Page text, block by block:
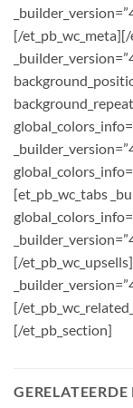
[/
[et_pb_wc_tabs
[/
[/
[/et_pb_section]